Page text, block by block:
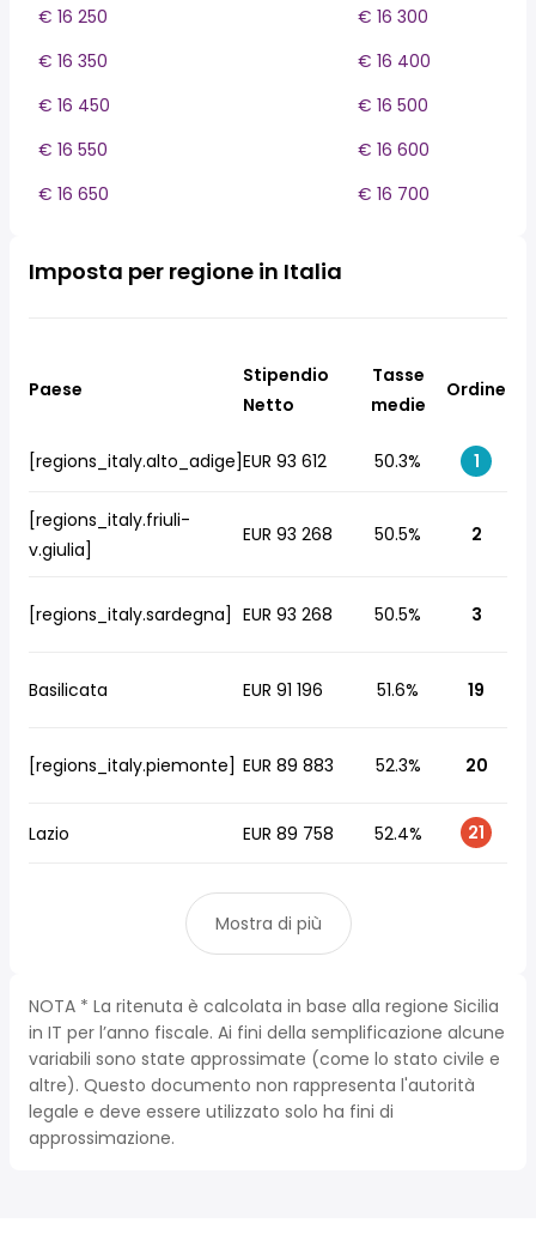
€ 16 250
€ 16 300
€ 16 350
€ 16 400
€ 16 450
€ 16 500
€ 16 550
€ 16 600
€ 16 650
€ 16 700
Imposta per regione in Italia
Paese
Stipendio
Netto
Tasse
medie
Ordine
[regions_italy.alto_adige]EUR 93 612 50.3% 1
[regions_italy.friuli-
v.giulia]
EUR 93 268 50.5% 2
[regions_italy.sardegna] EUR 93 268 50.5% 3
Basilicata EUR 91 196 51.6% 19
[regions_italy.piemonte] EUR 89 883 52.3% 20
Lazio EUR 89 758 52.4% 21
Mostra di più
NOTA * La ritenuta è calcolata in base alla regione Sicilia
in IT per l’anno fiscale. Ai fini della semplificazione alcune
variabili sono state approssimate (come lo stato civile e
altre). Questo documento non rappresenta l'autorità
legale e deve essere utilizzato solo ha fini di
approssimazione.